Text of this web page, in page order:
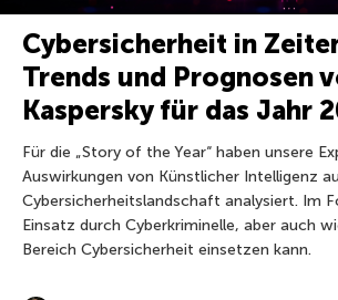
Cybersicherheit in
Trends und Prognosen
Kaspersky für das Jahr
Für die „Story of the Year“ haben unsere
Auswirkungen von Künstlicher Intelligenz
Cybersicherheitslandschaft analysiert. Im
Einsatz durch Cyberkriminelle, aber auch
Bereich Cybersicherheit einsetzen kann.